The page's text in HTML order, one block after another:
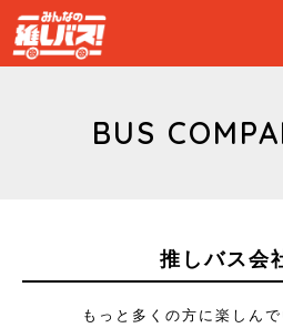
BUS
推しバス会
もっと多くの方に楽しん